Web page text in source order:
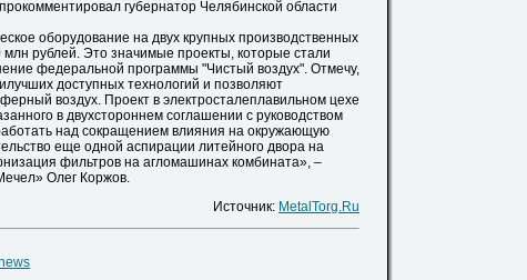
губернатор Челябинской области
оборудование на двух крупных производственных
рублей. Это значимые проекты, которые стали
федеральной программы "Чистый воздух". Отмечу,
доступных технологий и позволяют
воздух. Проект в электросталеплавильном цехе
в двухстороннем соглашении с руководством
над сокращением влияния на окружающую
еще одной аспирации литейного двора на
фильтров на агломашинах комбината», –
Олег Коржов.
Источник: MetalTorg.Ru